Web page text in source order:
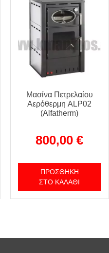
Μασίνα Πετρελαίου
Αερόθερμη ALP02
(Alfatherm)
800,00€
ΠΡΟΣΘΉΚΗ
ΣΤΟ ΚΑΛΆΘΙ